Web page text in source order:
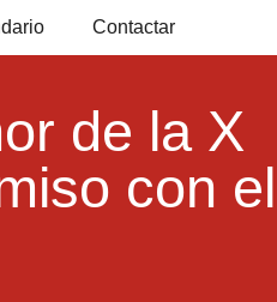
Contactar
de la X
con el